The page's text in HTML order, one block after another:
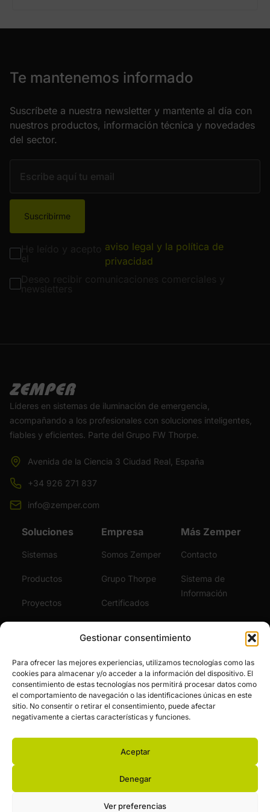
Gestionar consentimiento
Para ofrecer las mejores experiencias, utilizamos tecnologías como las
cookies para almacenar y/o acceder a la información del dispositivo. El
consentimiento de estas tecnologías nos permitirá procesar datos como
el comportamiento de navegación o las identificaciones únicas en este
sitio. No consentir o retirar el consentimiento, puede afectar
negativamente a ciertas características y funciones.
Aceptar
Denegar
Ver preferencias
Te mantenemos informado
Suscríbete a nuestra newsletter y mantente al día con
nuestros productos, información técnica y novedades
del sector.
Suscribirme
aviso legal y la política de
privacidad
Líderes en sistemas de iluminación de emergencia,
acompañando a los profesionales con soluciones inteligentes,
fiables y eficientes. Parte del Grupo FW Thorpe.
Avenida de la Ciencia 3 Ciudad Real, España
+34 926 271 837
info@zemper.com
Soluciones
Sistemas
Productos
Proyectos
Empresa
Somos Zemper
Grupo Thorpe
Certificados
Únete al Equipo
Más Zemper
Contacto
Sistema de
Información
© Zemper. Todos los derechos reservados.